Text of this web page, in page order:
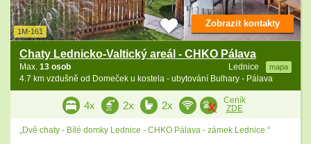
1M-161
Chaty Lednicko-Valtický areál - CHKO Pálava
Lednice mapa
Max. 13 osob
4.7 km vzdušně od Domeček u kostela - ubytování Bulhary - Pálava
Zobrazit kontakty
4x 2x 2x
Ceník
ZDE
„Dvě chaty - Bílé domky Lednice - CHKO Pálava - zámek Lednice.“